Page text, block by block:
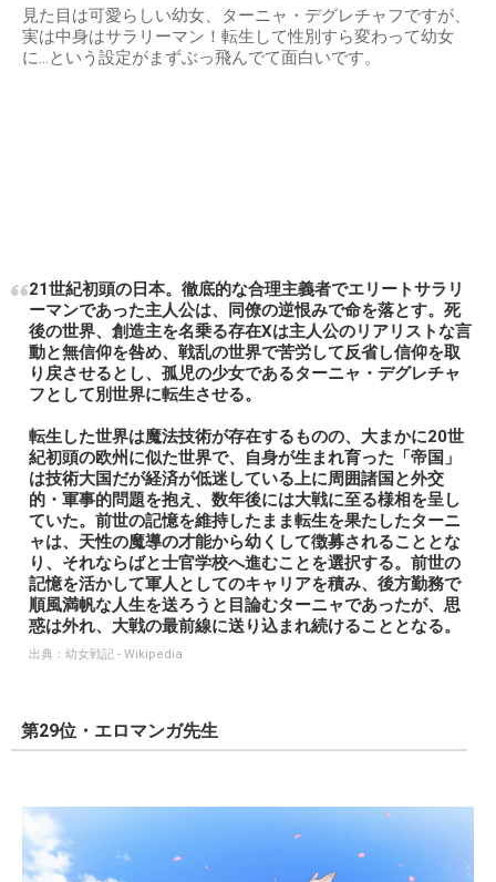
見た目は可愛らしい幼女、ターニャ・デグレチャフですが、
実は中身はサラリーマン！転生して性別すら変わって幼女
に…という設定がまずぶっ飛んでて面白いです。
21世紀初頭の日本。徹底的な合理主義者でエリートサラリ
ーマンであった主人公は、同僚の逆恨みで命を落とす。死
後の世界、創造主を名乗る存在Xは主人公のリアリストな言
動と無信仰を咎め、戦乱の世界で苦労して反省し信仰を取
り戻させるとし、孤児の少女であるターニャ・デグレチャ
フとして別世界に転生させる。
転生した世界は魔法技術が存在するものの、大まかに20世
紀初頭の欧州に似た世界で、自身が生まれ育った「帝国」
は技術大国だが経済が低迷している上に周囲諸国と外交
的・軍事的問題を抱え、数年後には大戦に至る様相を呈し
ていた。前世の記憶を維持したまま転生を果たしたターニ
ャは、天性の魔導の才能から幼くして徴募されることとな
り、それならばと士官学校へ進むことを選択する。前世の
記憶を活かして軍人としてのキャリアを積み、後方勤務で
順風満帆な人生を送ろうと目論むターニャであったが、思
惑は外れ、大戦の最前線に送り込まれ続けることとなる。
出典： 幼女戦記 - Wikipedia
第29位・エロマンガ先生